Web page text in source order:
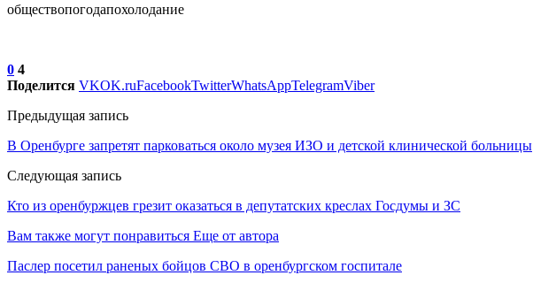
обществопогодапохолодание
0 4
Поделится VKOK.ruFacebookTwitterWhatsAppTelegramViber
Предыдущая запись
В Оренбурге запретят парковаться около музея ИЗО и детской клинической больницы
Следующая запись
Кто из оренбуржцев грезит оказаться в депутатских креслах Госдумы и ЗС
Вам также могут понравиться Еще от автора
Паслер посетил раненых бойцов СВО в оренбургском госпитале